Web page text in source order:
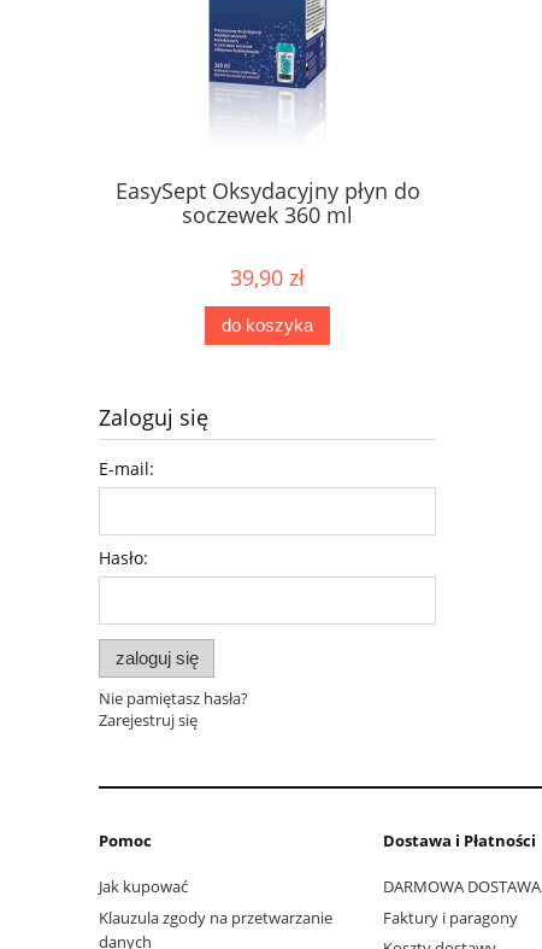
EasySept Oksydacyjny płyn do
soczewek 360 ml
39,90 zł
do koszyka
Zaloguj się
E-mail:
Hasło:
zaloguj się
Nie pamiętasz hasła?
Zarejestruj się
Pomoc
Jak kupować
Klauzula zgody na przetwarzanie
danych
Dostawa i Płatności
DARMOWA DOSTAWA
Faktury i paragony